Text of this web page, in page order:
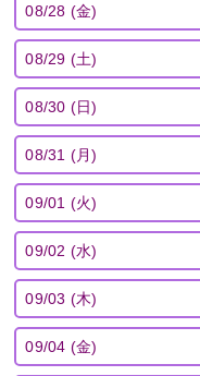
08/28 (金)
08/29 (土)
08/30 (日)
08/31 (月)
09/01 (火)
09/02 (水)
09/03 (木)
09/04 (金)